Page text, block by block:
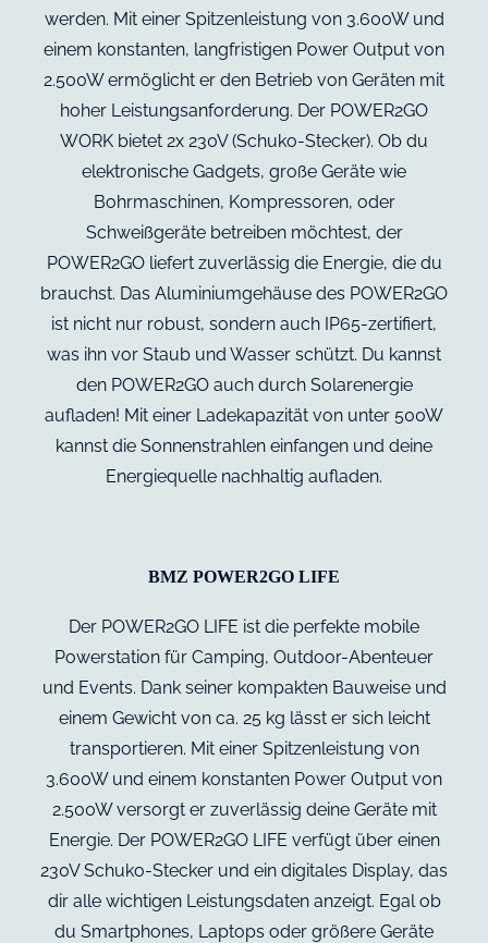
werden. Mit einer Spitzenleistung von 3.600W und
einem konstanten, langfristigen Power Output von
2.500W ermöglicht er den Betrieb von Geräten mit
hoher Leistungsanforderung. Der POWER2GO
WORK bietet 2x 230V (Schuko-Stecker). Ob du
elektronische Gadgets, große Geräte wie
Bohrmaschinen, Kompressoren, oder
Schweißgeräte betreiben möchtest, der
POWER2GO liefert zuverlässig die Energie, die du
brauchst. Das Aluminiumgehäuse des POWER2GO
ist nicht nur robust, sondern auch IP65-zertifiert,
was ihn vor Staub und Wasser schützt. Du kannst
den POWER2GO auch durch Solarenergie
aufladen! Mit einer Ladekapazität von unter 500W
kannst die Sonnenstrahlen einfangen und deine
Energiequelle nachhaltig aufladen.
BMZ POWER2GO LIFE
Der POWER2GO LIFE ist die perfekte mobile
Powerstation für Camping, Outdoor-Abenteuer
und Events. Dank seiner kompakten Bauweise und
einem Gewicht von ca. 25 kg lässt er sich leicht
transportieren. Mit einer Spitzenleistung von
3.600W und einem konstanten Power Output von
2.500W versorgt er zuverlässig deine Geräte mit
Energie. Der POWER2GO LIFE verfügt über einen
230V Schuko-Stecker und ein digitales Display, das
dir alle wichtigen Leistungsdaten anzeigt. Egal ob
du Smartphones, Laptops oder größere Geräte